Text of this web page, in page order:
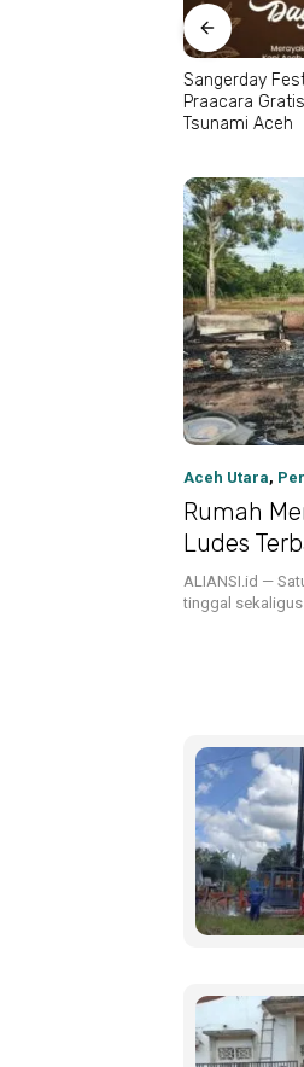
KPM UIN
Sulap Lahan
Jadi Kebun Toga
Aceh Utara,
Rumah
Ludes
Juta
ALIANSI.id —
tinggal